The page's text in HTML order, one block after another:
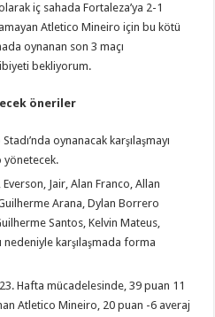
iç sahada Fortaleza’ya 2-1
Atletico Mineiro için bu kötü
oynanan son 3 maçı
bekliyorum.
öneriler
oynanacak karşılaşmayı
yönetecek.
Jair, Alan Franco, Allan
Arana, Dylan Borrero
Santos, Kelvin Mateus,
nedeniyle karşılaşmada forma
Hafta mücadelesinde, 39 puan 11
Atletico Mineiro, 20 puan -6 averaj